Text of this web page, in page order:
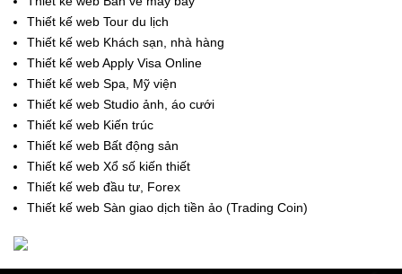
Thiết kế web Tour du lịch
Thiết kế web Khách sạn, nhà hàng
Thiết kế web Apply Visa Online
Thiết kế web Spa, Mỹ viện
Thiết kế web Studio ảnh, áo cưới
Thiết kế web Kiến trúc
Thiết kế web Bất động sản
Thiết kế web Xổ số kiến thiết
Thiết kế web đầu tư, Forex
Thiết kế web Sàn giao dịch tiền ảo (Trading Coin)